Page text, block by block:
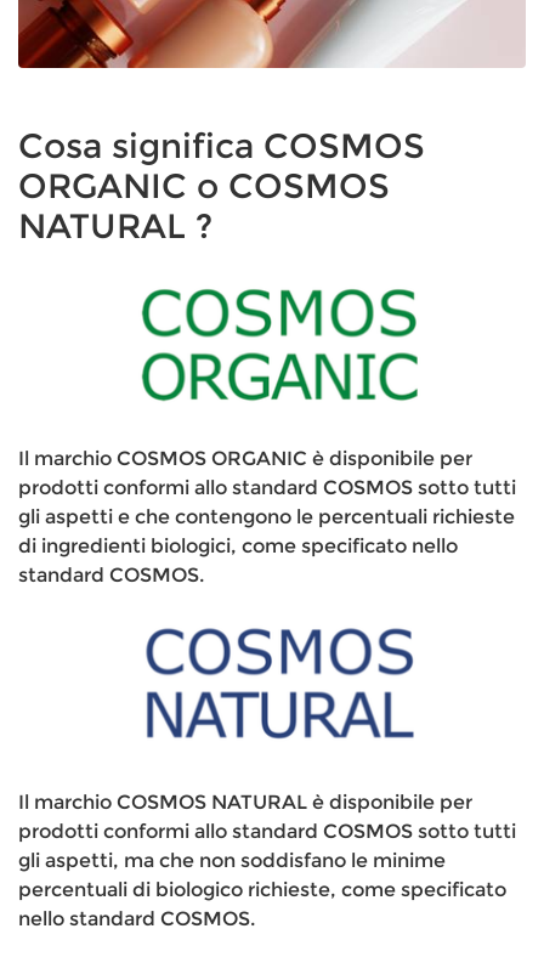
Cosa significa COSMOS
ORGANIC o COSMOS
NATURAL ?
Il marchio COSMOS ORGANIC è disponibile per
prodotti conformi allo standard COSMOS sotto tutti
gli aspetti e che contengono le percentuali richieste
di ingredienti biologici, come specificato nello
standard COSMOS.
Il marchio COSMOS NATURAL è disponibile per
prodotti conformi allo standard COSMOS sotto tutti
gli aspetti, ma che non soddisfano le minime
percentuali di biologico richieste, come specificato
nello standard COSMOS.